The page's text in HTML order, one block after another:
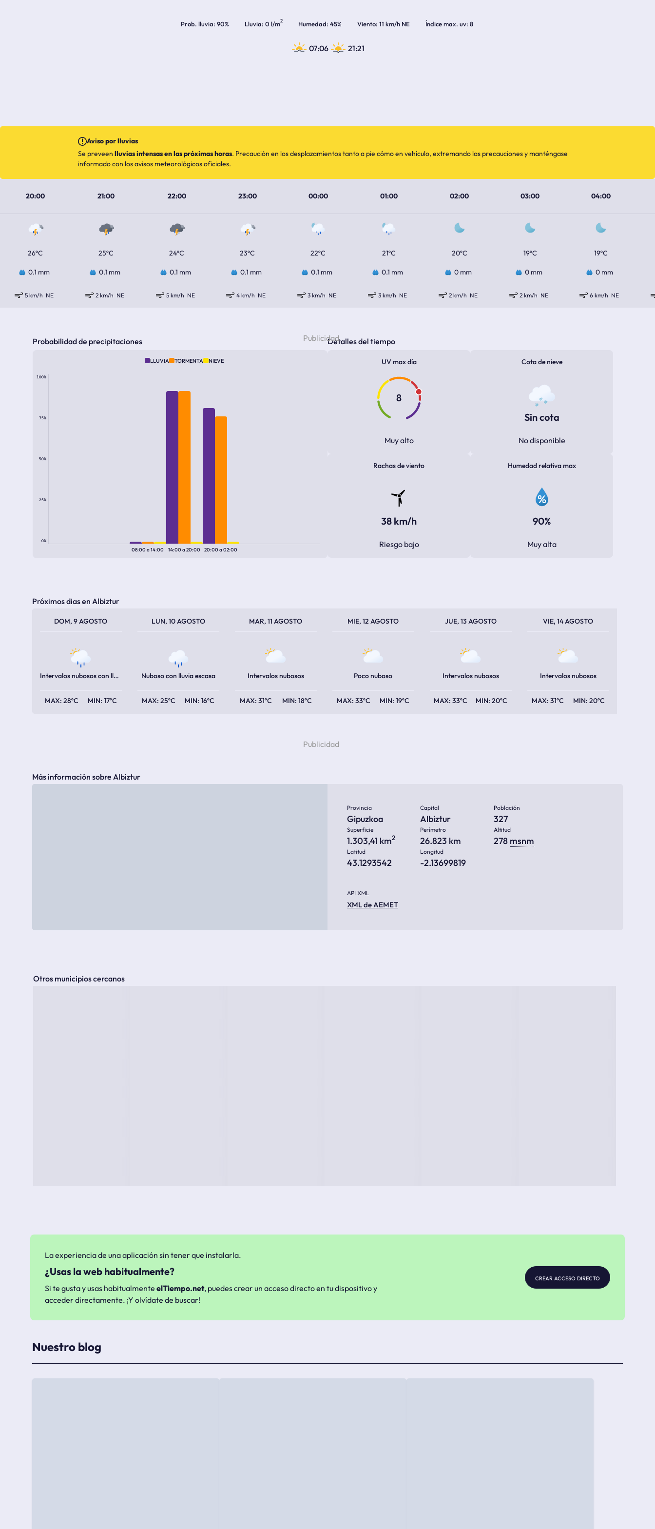
Prob. lluvia 90% Lluvia 0 l/m2 Humedad 45% Viento 11 km/h NE Índice max. uv 8
07:06 21:21
20:00 21:00 22:00 23:00 00:00 01:00 02:00 03:00 04:00
26ºC 25ºC 24ºC 23ºC 22ºC 21ºC 20ºC 19ºC 19ºC
0.1 mm 0.1 mm 0.1 mm 0.1 mm 0.1 mm 0.1 mm 0 mm 0 mm 0 mm
5 km/h NE 2 km/h NE 5 km/h NE 4 km/h NE 3 km/h NE 3 km/h NE 2 km/h NE 2 km/h NE 6 km/h NE
Aviso por lluvias
Se preveen lluvias intensas en las próximas horas. Precaución en los desplazamientos tanto a pie cómo en vehículo, extremando las precauciones y manténgase
informado con losavisos meteorológicos oficiales.
Probabilidad de precipitaciones
LLUVIA TORMENTA NIEVE
100%
75%
50%
25%
0%
08:00a14:00 14:00a20:00 20:00a02:00
Detalles del tiempo
UV max día
8
Muy alto
Cota de nieve
Sin cota
No disponible
Rachas de viento
38 km/h
Riesgo bajo
Humedad relativa max
90%
Muy alta
Próximos dias en Albiztur
DOM, 9 AGOSTO
Intervalos nubosos con lluvia escasa
28ºC 17ºC
LUN, 10 AGOSTO
Nuboso con lluvia escasa
25ºC 16ºC
MAR, 11 AGOSTO
Intervalos nubosos
31ºC 18ºC
MIE, 12 AGOSTO
Poco nuboso
33ºC 19ºC
JUE, 13 AGOSTO
Intervalos nubosos
33ºC 20ºC
VIE, 14 AGOSTO
Intervalos nubosos
31ºC 20ºC
Más información sobre Albiztur
Provincia
Gipuzkoa
Capital
Albiztur
Población
327
Superficie
1.303,41 km2
Perímetro
26.823 km
Altitud
278 msnm
Latitud
43.1293542
Longitud
-2.13699819
API XML
XML de AEMET
Otros municipios cercanos
La experiencia de una aplicación sin tener que instalarla.
¿Usas la web habitualmente?
Si te gusta y usas habitualmente elTiempo.net, puedes crear un acceso directo en tu dispositivo y
acceder directamente. ¡Y olvídate de buscar!
crear acceso directo
Nuestro blog